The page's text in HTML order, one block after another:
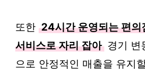
또한 24시간 운영되는 편의
서비스로 자리 잡아 경기 변
으로 안정적인 매출을 유지